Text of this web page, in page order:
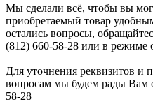
Мы сделали всё, чтобы вы
приобретаемый товар
остались вопросы,
(812) 660-58-28 или в режиме
Для уточнения реквизитов
вопросам мы будем рады Вам
58-28